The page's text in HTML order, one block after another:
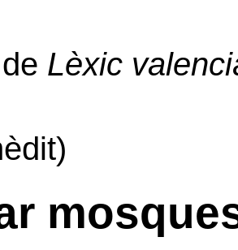
Lèxic